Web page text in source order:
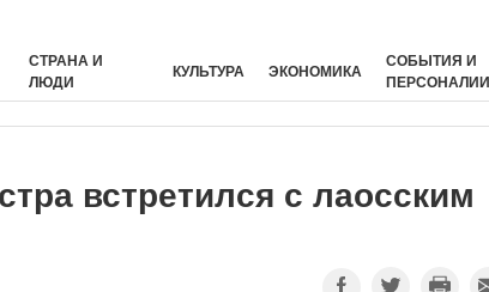
СТРАНА И
ЛЮДИ
КУЛЬТУРА ЭКОНОМИКА
СОБЫТИЯ И
встретился с лаосским